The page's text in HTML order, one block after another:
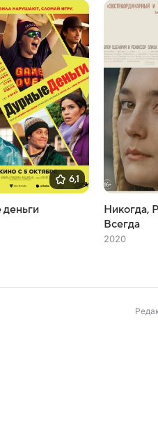
6,1
Никогда,
Всегда
2020